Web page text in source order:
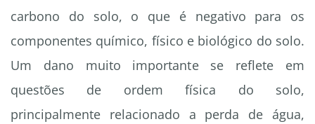
carbono do solo, o que é negativo para os
componentes químico, físico e biológico do solo.
Um dano muito importante se reflete em
questões de ordem física do solo,
principalmente relacionado a perda de água,